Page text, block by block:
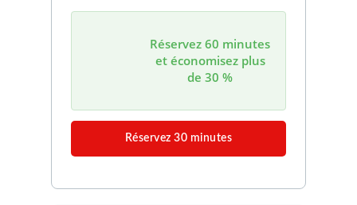
Réservez 60 minutes
et économisez plus
de 30 %
Réservez 30 minutes